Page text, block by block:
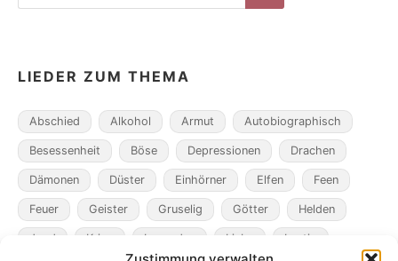
Search
LIEDER ZUM THEMA
Abschied Alkohol Armut Autobiographisch
Besessenheit Böse Depressionen Drachen
Dämonen Düster Einhörner Elfen Feen
Feuer Geister Gruselig Götter Helden
Jagd Krieg Legenden Liebe Lustig